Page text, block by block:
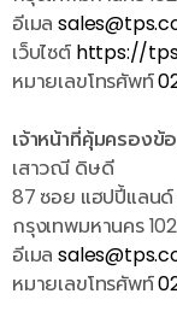
อีเมล
เว็บไซต์ https://
หมายเลขโทรศัพท์
เจ้าหน้าที่คุ้มครอง
เสาวณี ดิษดี
87 ซอย แฮปปี้แลนด์
กรุงเทพมหานคร
อีเมล
หมายเลขโทรศัพท์